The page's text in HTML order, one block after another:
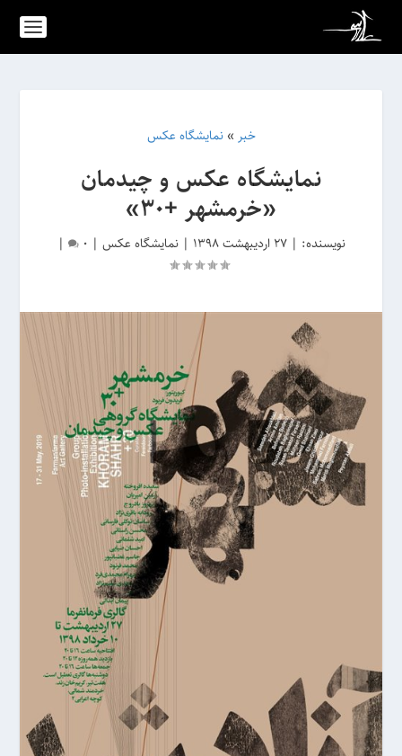
خبر »نمایشگاه عکس
نمایشگاه عکس و چیدمان
«خرمشهر +۳۰»
نویسنده: |27 اردیبهشت 1398 |نمایشگاه عکس |
0
|